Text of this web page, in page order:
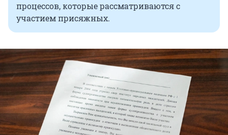
процессов, которые рассматриваются с
участием присяжных.